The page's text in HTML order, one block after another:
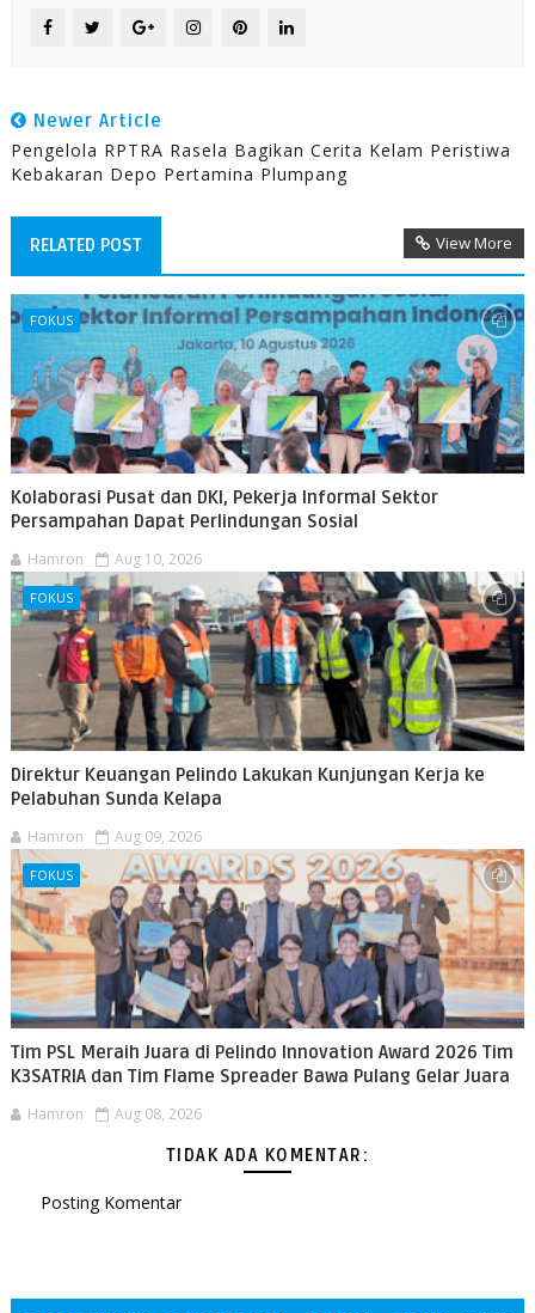
Newer Article
Pengelola RPTRA Rasela Bagikan Cerita Kelam Peristiwa
Kebakaran Depo Pertamina Plumpang
RELATED POST View More
FOKUS
Kolaborasi Pusat dan DKI, Pekerja Informal Sektor
Persampahan Dapat Perlindungan Sosial
Hamron Aug 10, 2026
FOKUS
Direktur Keuangan Pelindo Lakukan Kunjungan Kerja ke
Pelabuhan Sunda Kelapa
Hamron Aug 09, 2026
FOKUS
Tim PSL Meraih Juara di Pelindo Innovation Award 2026 Tim
K3SATRIA dan Tim Flame Spreader Bawa Pulang Gelar Juara
Hamron Aug 08, 2026
TIDAK ADA KOMENTAR:
Posting Komentar